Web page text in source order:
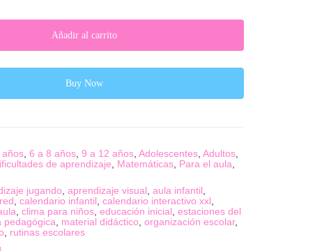
Añadir al carrito
Buy Now
, 6 a 8 años, 9 a 12 años, Adolescentes, Adultos,
de aprendizaje Matemáticas, Para el aula
jugando aprendizaje visual aula infantil
calendario infantil calendario interactivo xxl
clima para niños, educación inicial estaciones del
pedagógica material didáctico organización escolar,
rutinas escolares